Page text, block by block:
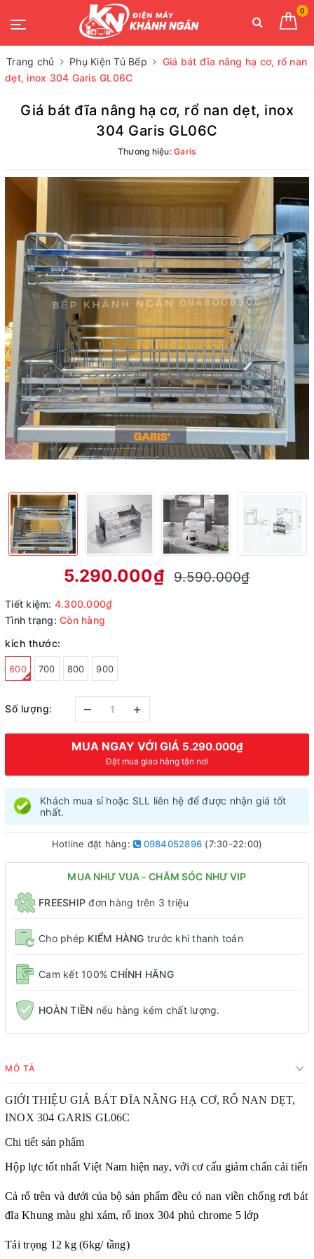
0
Trang chủ Phụ Kiện Tủ Bếp
Giá bát đĩa nâng hạ cơ, rổ nan
dẹt, inox 304 Garis GL06C
Giá bát đĩa nâng hạ cơ, rổ nan dẹt, inox
304 Garis GL06C
Thương hiệu: Garis
5.290.000₫ 9.590.000₫
Tiết kiệm: 4.300.000₫
Tình trạng: Còn hàng
kích thước:
600 700 800 900
Số lượng: – +
MUA NGAY VỚI GIÁ 5.290.000₫
Đặt mua giao hàng tận nơi
Khách mua sỉ hoặc SLL liên hệ để được nhận giá tốt
nhất.
Hotline đặt hàng: 0984052896 (7:30-22:00)
MUA NHƯ VUA - CHĂM SÓC NHƯ VIP
FREESHIP đơn hàng trên 3 triệu
Cho phép KIỂM HÀNG trước khi thanh toán
Cam kết 100% CHÍNH HÃNG
HOÀN TIỀN nếu hàng kém chất lượng.
MÔ TẢ
GIỚI THIỆU GIÁ BÁT ĐĨA NÂNG HẠ CƠ, RỔ NAN DẸT,
INOX 304 GARIS GL06C
Chi tiết sản phẩm
Hộp lực tốt nhất Việt Nam hiện nay, với cơ cấu giảm chấn cải tiến
Cả rổ trên và dưới của bộ sản phẩm đều có nan viền chống rơi bát
đĩa Khung màu ghi xám, rổ inox 304 phủ chrome 5 lớp
Tải trọng 12 kg (6kg/ tầng)